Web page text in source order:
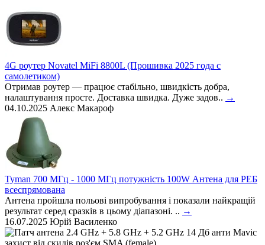
4G роутер Novatel MiFi 8800L (Прошивка 2025 года с
самолетиком)
Отримав роутер — працює стабільно, швидкість добра,
налаштування просте. Доставка швидка. Дуже задов.. →
04.10.2025 Алекс Макароф
Tyman 700 МГц - 1000 МГц потужність 100W Антена для РЕБ
всеспрямована
Антена пройшла польові випробування і показали найкращій
результат серед сразків в цьому діапазоні. .. →
16.07.2025 Юрій Василенко